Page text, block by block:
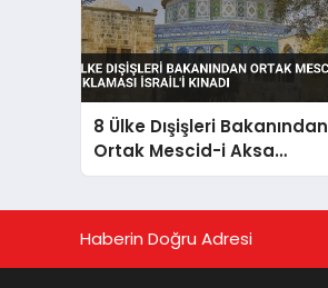
8 Ülke Dışişleri Bakanından
Ortak Mescid-i Aksa
Açıklaması İsrail’i Kınadı
Haberin Doğru Adresi